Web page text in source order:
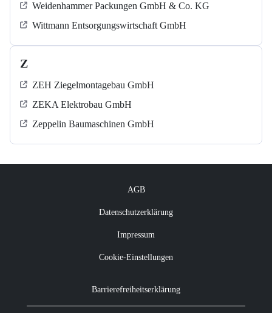
Weidenhammer Packungen GmbH & Co. KG
Wittmann Entsorgungswirtschaft GmbH
Z
ZEH Ziegelmontagebau GmbH
ZEKA Elektrobau GmbH
Zeppelin Baumaschinen GmbH
AGB
Datenschutzerklärung
Impressum
Cookie-Einstellungen
Barrierefreiheitserklärung